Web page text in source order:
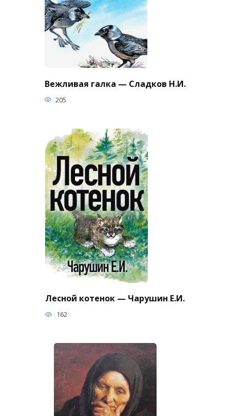
Вежливая галка — Сладков Н.И.
205
Лесной котенок — Чарушин Е.И.
162